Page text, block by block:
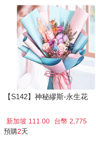
【S142】神秘繆斯-永生花
新加坡 111.00
台幣 2,775
預購2天